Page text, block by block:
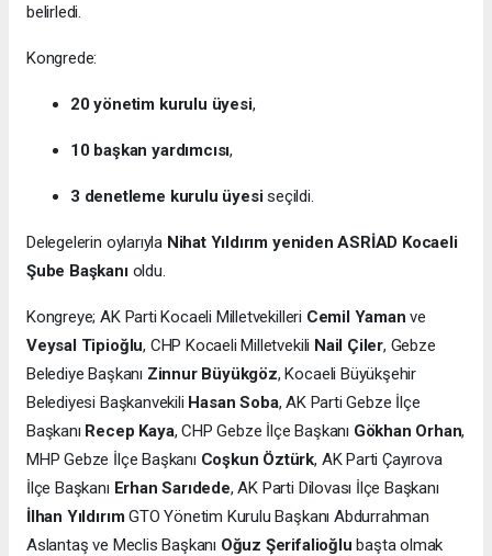
belirledi.
Kongrede:
20 yönetim kurulu üyesi,
10 başkan yardımcısı,
3 denetleme kurulu üyesiseçildi.
Delegelerin oylarıyla Nihat Yıldırım yeniden ASRİAD Kocaeli
Şube Başkanıoldu.
Kongreye; AK Parti Kocaeli Milletvekilleri Cemil Yaman ve
Veysal Tipioğlu, CHP Kocaeli Milletvekili Nail Çiler, Gebze
Belediye Başkanı Zinnur Büyükgöz, Kocaeli Büyükşehir
Belediyesi Başkanvekili Hasan Soba, AK Parti Gebze İlçe
Başkanı Recep Kaya, CHP Gebze İlçe Başkanı Gökhan Orhan,
MHP Gebze İlçe Başkanı Coşkun Öztürk, AK Parti Çayırova
İlçe Başkanı Erhan Sarıdede, AK Parti Dilovası İlçe Başkanı
İlhan YıldırımGTO Yönetim Kurulu Başkanı Abdurrahman
Aslantaş ve Meclis Başkanı Oğuz Şerifalioğlu başta olmak